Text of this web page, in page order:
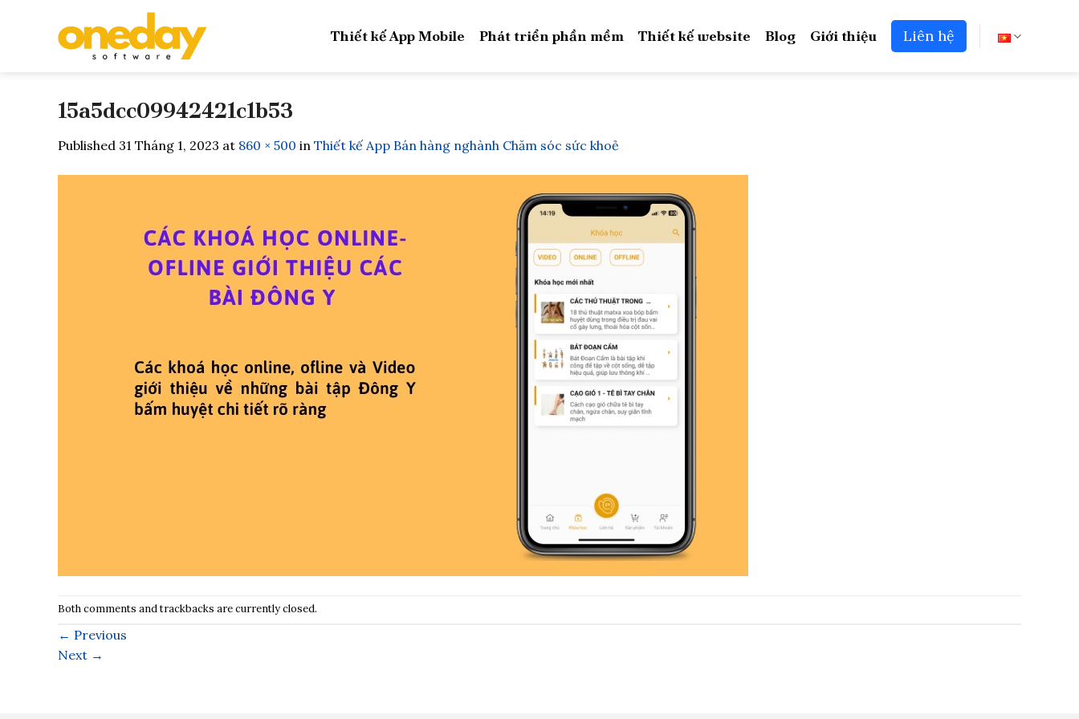
Thiết kế App Mobile Phát triển phần mềm Thiết kế website Blog Giới thiệu Liên hệ
15a5dcc09942421c1b53
Published 31 Tháng 1, 2023 at 860 × 500 in Thiết kế App Bán hàng nghành Chăm sóc sức khoẻ
Both comments and trackbacks are currently closed.
← Previous
Next →